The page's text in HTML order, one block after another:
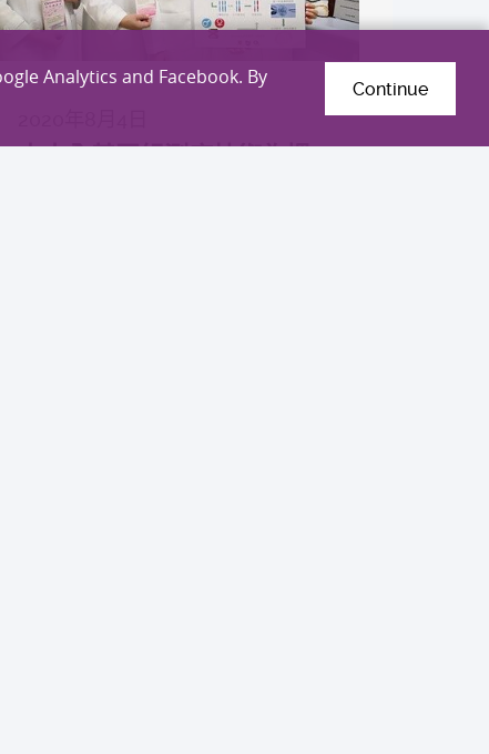
中大全基因組測序技術為慣
Analytics and Facebook. By
Continue